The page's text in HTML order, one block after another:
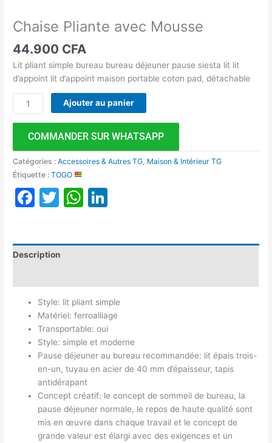
Chaise Pliante avec Mousse
44.900 CFA
Lit pliant simple bureau bureau déjeuner pause siesta lit lit
d’appoint lit d’appoint maison portable coton pad, détachable
Ajouter au panier
COMMANDER SUR WHATSAPP
Catégories :Accessoires & Autres TG, Maison & Intérieur TG
Étiquette :TOGO
Facebook
TwitterWhatsApp
Description
Style: lit pliant simple
Matériel: ferroalliage
Transportable: oui
Style: simple et moderne
Pause déjeuner au bureau recommandée: lit épais trois-
en-un, tuyau en acier de 40 mm d’épaisseur, tapis
antidérapant
Concept créatif: le concept de sommeil de bureau, la
pause déjeuner normale, le repos de haute qualité sont
mis en œuvre dans chaque travail et le concept de
grande valeur est élargi avec des exigences et un